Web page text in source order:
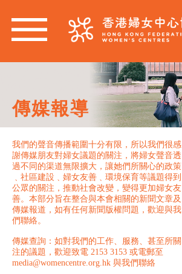
傳媒報導
我們的聲音傳播範圍十分有限，所以我們很感
謝傳媒朋友對婦女議題的關注，將婦女聲音透
過不同的渠道無限擴大，讓她們所關心的政策
﹑社區建設﹑婦女友善﹑環境保育等議題得到
公眾的關注，推動社會改變，變得更加婦女友
善。本部分旨在整合與本會相關的新聞文章及
傳媒報道，如有任何新聞版權問題，歡迎與我
們聯絡。
傳媒查詢：如對我們的工作、服務、甚至所關
注的議題，歡迎致電 2153 3153 或電郵至
media@womencentre.org.hk 與我們聯絡